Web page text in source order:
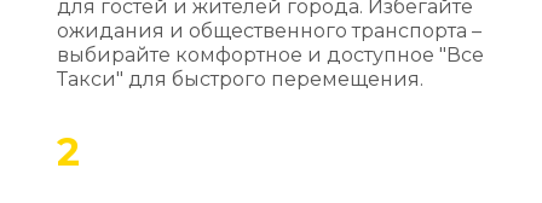
для гостей и жителей города. Избегайте
ожидания и общественного транспорта –
выбирайте комфортное и доступное "Все
Такси" для быстрого перемещения.
2